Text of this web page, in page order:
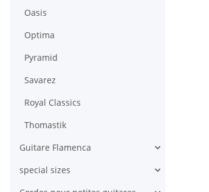
Oasis
Optima
Pyramid
Savarez
Royal Classics
Thomastik
Guitare Flamenca
special sizes